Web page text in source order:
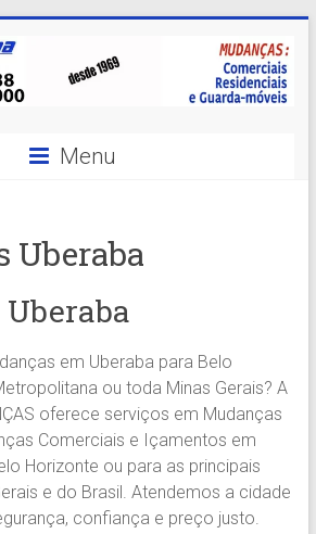
Menu
Uberaba
em Uberaba para Belo
ou toda Minas Gerais? A
oferece serviços em Mudanças
Comerciais e Içamentos em
Horizonte ou para as principais
e do Brasil. Atendemos a cidade
confiança e preço justo.